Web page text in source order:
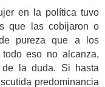
en la política tuvo
que las cobijaron o
pureza que a los
eso no alcanza,
de la duda. Si hasta
predominancia